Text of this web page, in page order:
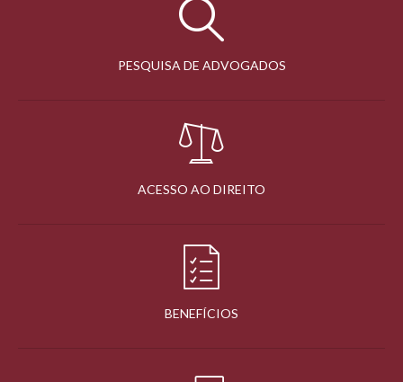
PESQUISA DE ADVOGADOS
ACESSO AO DIREITO
BENEFÍCIOS